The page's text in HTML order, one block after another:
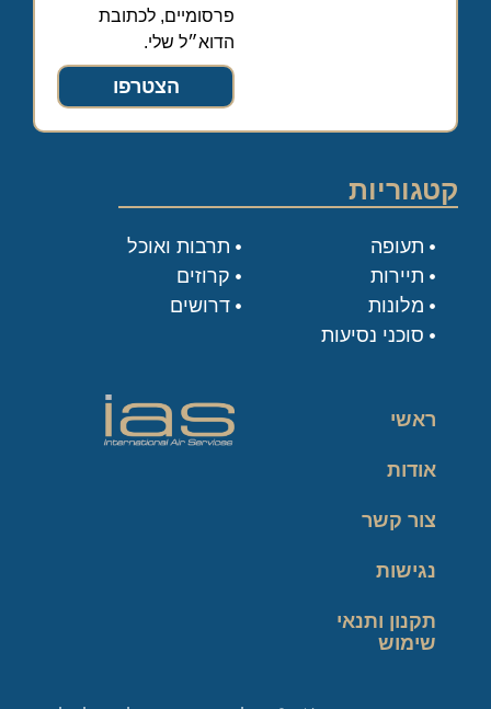
פרסומיים, לכתובת
הדוא״ל שלי.
הצטרפו
קטגוריות
תעופה
תיירות
מלונות
סוכני נסיעות
תרבות ואוכל
קרוזים
דרושים
ראשי
אודות
צור קשר
נגישות
תקנון ותנאי
שימוש